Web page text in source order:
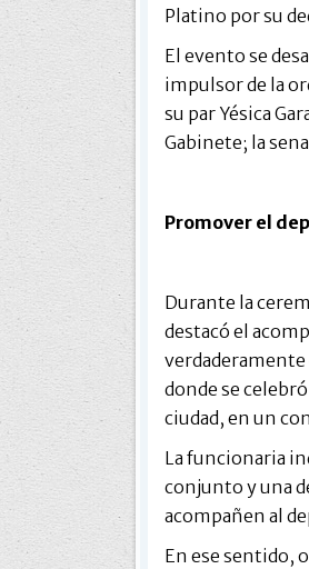
Platino por su
El evento se
impulsor de la
su par Yésica
Gabinete; la
Promover el
Durante la
destacó el
donde se
ciudad, en un
La funcionaria
conjunto y una
acompañen al
En ese sentido,